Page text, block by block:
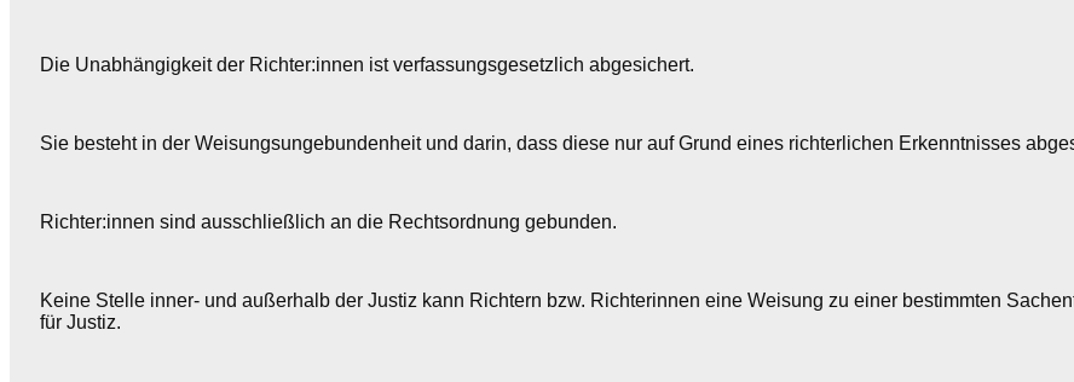
Die Unabhängigkeit der Richter:innen ist verfassungsgesetzlich abgesichert.
Sie besteht in der Weisungsungebundenheit und darin, dass diese nur auf Grund eines richterlichen Erkenntnisses
Richter:innen sind ausschließlich an die Rechtsordnung gebunden.
Keine Stelle inner- und außerhalb der Justiz kann Richtern bzw. Richterinnen eine Weisung zu einer bestimmten
für Justiz.